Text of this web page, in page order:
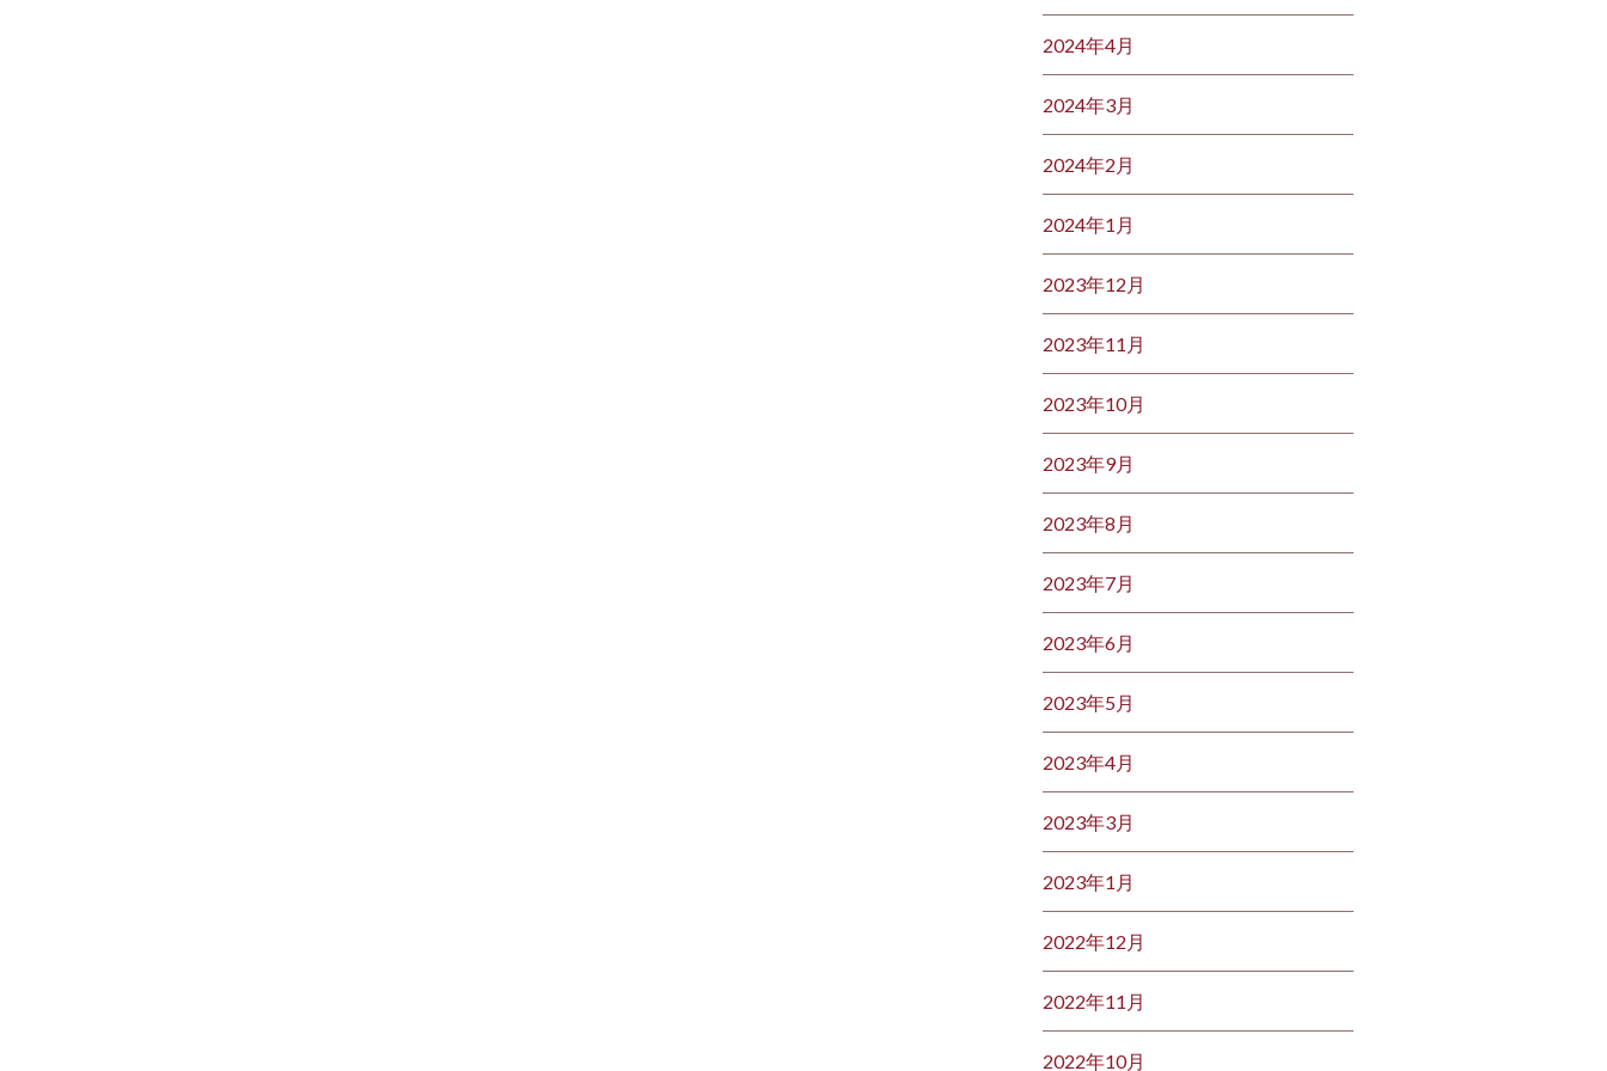
2024年4月
2024年3月
2024年2月
2024年1月
2023年12月
2023年11月
2023年10月
2023年9月
2023年8月
2023年7月
2023年6月
2023年5月
2023年4月
2023年3月
2023年1月
2022年12月
2022年11月
2022年10月